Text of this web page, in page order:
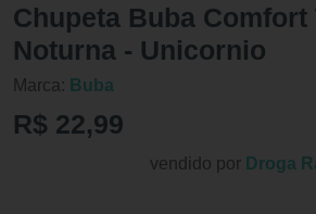
Chupeta Buba Comfort
Noturna - Unicornio
Marca: Buba
R$ 22,99
vendido por Droga